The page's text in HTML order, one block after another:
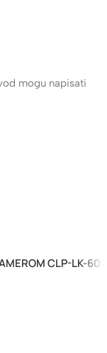
mogu napisati
CLP-LK-602